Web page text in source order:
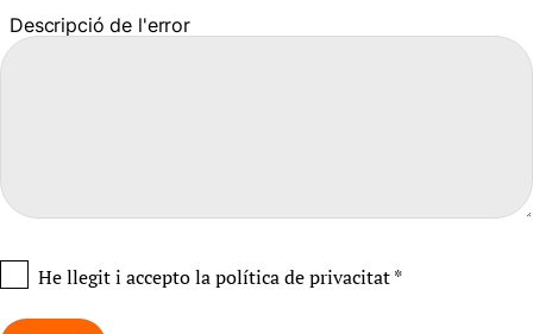
Descripció de l'error
He llegit i acceptola política de privacitat*